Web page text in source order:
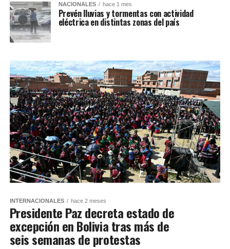
NACIONALES hace 1 mes
Prevén lluvias y tormentas con actividad
eléctrica en distintas zonas del país
INTERNACIONALES hace 2 meses
Presidente Paz decreta estado de
excepción en Bolivia tras más de
seis semanas de protestas